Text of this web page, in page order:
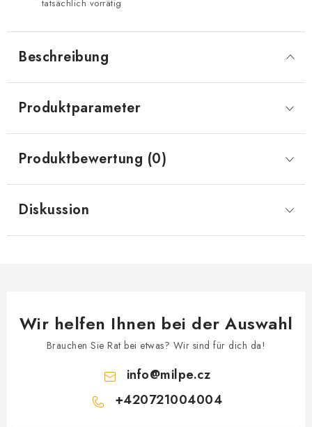
tatsächlich vorrätig
Beschreibung
Produktparameter
Produktbewertung (0)
Diskussion
Wir helfen Ihnen bei der Auswahl
Brauchen Sie Rat bei etwas? Wir sind für dich da!
info@milpe.cz
+420721004004